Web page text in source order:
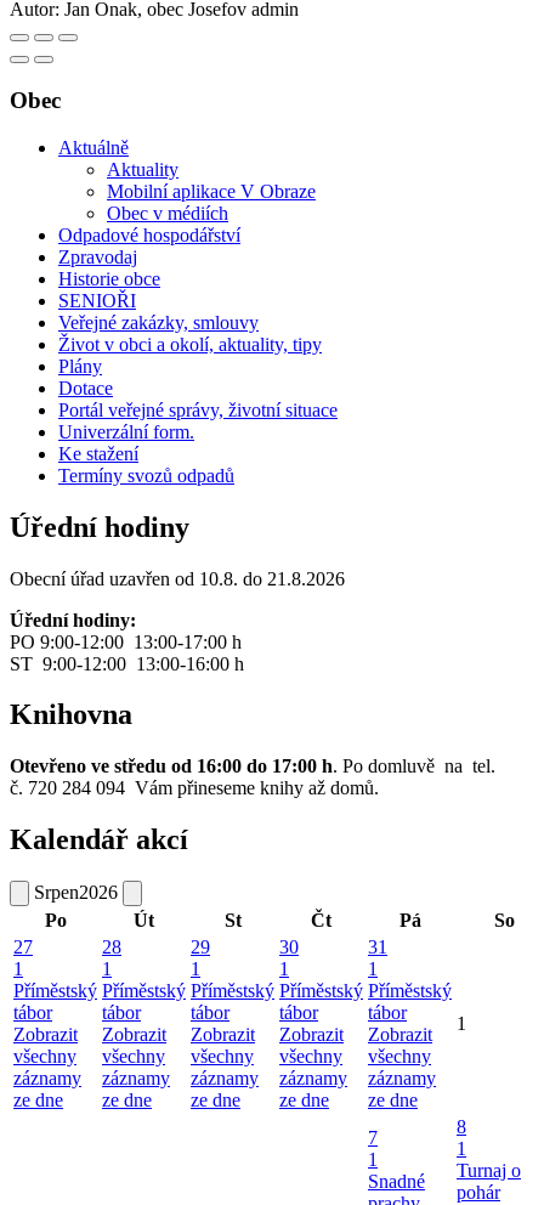
Autor: Jan Onak, obec Josefov admin
Obec
Aktuálně
Aktuality
Mobilní aplikace V Obraze
Obec v médiích
Odpadové hospodářství
Zpravodaj
Historie obce
SENIOŘI
Veřejné zakázky, smlouvy
Život v obci a okolí, aktuality, tipy
Plány
Dotace
Portál veřejné správy, životní situace
Univerzální form.
Ke stažení
Termíny svozů odpadů
Úřední hodiny
Obecní úřad uzavřen od 10.8. do 21.8.2026
Úřední hodiny:
PO 9:00-12:00 13:00-17:00 h
ST 9:00-12:00 13:00-16:00 h
Knihovna
Otevřeno ve středu od 16:00 do 17:00 h. Po domluvě na tel.
č. 720 284 094 Vám přineseme knihy až domů.
Kalendář akcí
Srpen2026
Po
Út St Čt Pá
So
27
1
Příměstský
tábor
Zobrazit
všechny
záznamy
ze dne
28
1
Příměstský
tábor
Zobrazit
všechny
záznamy
ze dne
29
1
Příměstský
tábor
Zobrazit
všechny
záznamy
ze dne
30
1
Příměstský
tábor
Zobrazit
všechny
záznamy
ze dne
31
1
Příměstský
tábor
Zobrazit
všechny
záznamy
ze dne
1
7
1
Snadné
8
1
Turnaj o
pohár